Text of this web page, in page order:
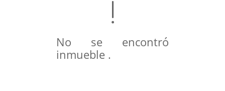
No se encontró
inmueble .